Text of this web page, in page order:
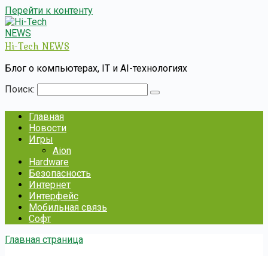
Перейти к контенту
Hi-Tech NEWS
Блог о компьютерах, IT и AI-технологиях
Поиск:
Главная
Новости
Игры
Aion
Hardware
Безопасность
Интернет
Интерфейс
Мобильная связь
Софт
Главная страница